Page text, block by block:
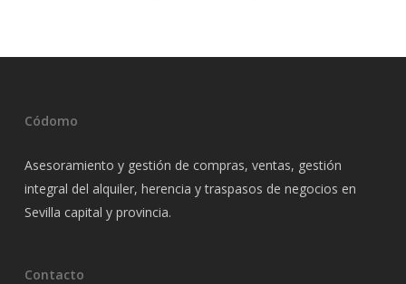
Códomo
Asesoramiento y gestión de compras, ventas, gestión
integral del alquiler, herencia y traspasos de negocios en
Sevilla capital y provincia.
Contacto